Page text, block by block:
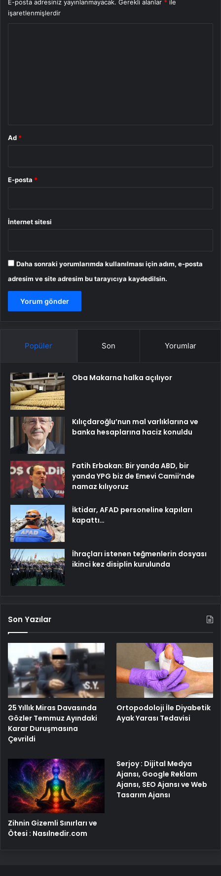
E-posta adresiniz yayınlanmayacak. Gerekli alanlar * ile
işaretlenmişlerdir
Ad *
E-posta *
İnternet sitesi
Daha sonraki yorumlarımda kullanılması için adım, e-posta
adresim ve site adresim bu tarayıcıya kaydedilsin.
Popüler Son Yorumlar
Oba Makarna halka açılıyor
Kılıçdaroğlu’nun mal varlıklarına ve
banka hesaplarına haciz konuldu
Fatih Erbakan: Bir yanda ABD, bir
yanda YPG biz de Emevi Camii’nde
namaz kılıyoruz
İktidar, AFAD personeline kapıları
kapattı…
İhraçları istenen teğmenlerin dosyası
ikinci kez disiplin kurulunda
Son Yazılar
25 Yıllık Miras Davasında
Gözler Temmuz Ayındaki
Karar Duruşmasına
Çevrildi
Ortopodoloji İle Diyabetik
Ayak Yarası Tedavisi
Zihnin Gizemli Sınırları ve
Ötesi : Nasılnedir.com
Serjoy : Dijital Medya
Ajansı, Google Reklam
Ajansı, SEO Ajansı ve Web
Tasarım Ajansı